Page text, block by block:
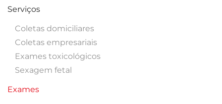
Serviços
Coletas domiciliares
Coletas empresariais
Exames toxicológicos
Sexagem fetal
Exames